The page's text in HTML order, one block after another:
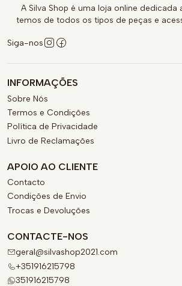
A Silva Shop é uma loja online
temos de todos os tipos de peças e
Siga-nos
INFORMAÇÕES
Sobre Nós
Termos e Condições
Política de Privacidade
Livro de Reclamações
APOIO AO CLIENTE
Contacto
Condições de Envio
Trocas e Devoluções
CONTACTE-NOS
geral@silvashop2021.com
+351916215798
351916215798